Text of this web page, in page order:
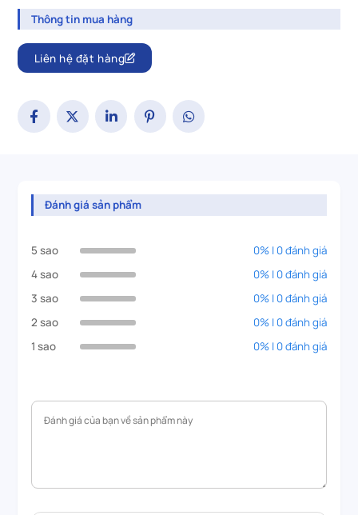
Thông tin mua hàng
Liên hệ đặt hàng
Đánh giá sản phẩm
5 sao
0% | 0 đánh giá
4 sao
0% | 0 đánh giá
3 sao
0% | 0 đánh giá
2 sao
0% | 0 đánh giá
1 sao
0% | 0 đánh giá